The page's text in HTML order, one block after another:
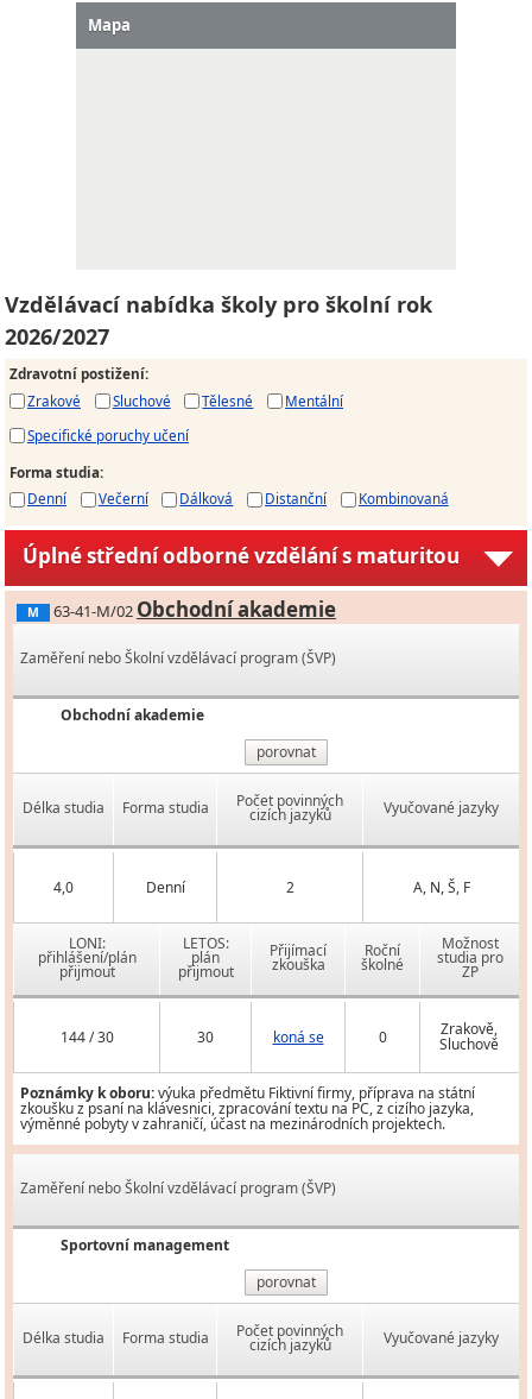
Mapa
Vzdělávací nabídka školy pro školní rok
2026/2027
Zdravotní postižení:
Zrakové
Sluchové Tělesné
Mentální
Specifické poruchy učení
Forma studia:
Denní
Večerní Dálková Distanční Kombinovaná
Úplné střední odborné vzdělání s maturitou
M 63-41-M/02 Obchodní akademie
Zaměření nebo Školní vzdělávací program (ŠVP)
Obchodní akademie
porovnat
Délka studia Forma studia Počet povinných
cizích jazyků Vyučované jazyky
4,0 Denní 2 A, N, Š, F
LONI:
přihlášení/plán
přijmout
LETOS:
plán
přijmout
Přijímací
zkouška
Roční
školné
Možnost
studia pro
ZP
144 / 30 30 koná se 0 Zrakově,
Sluchově
Poznámky k oboru:výuka předmětu Fiktivní firmy, příprava na státní
zkoušku z psaní na klávesnici, zpracování textu na PC, z cizího jazyka,
výměnné pobyty v zahraničí, účast na mezinárodních projektech.
Zaměření nebo Školní vzdělávací program (ŠVP)
Sportovní management
porovnat
Délka studia Forma studia Počet povinných
cizích jazyků Vyučované jazyky